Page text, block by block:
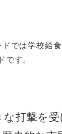
では学校給
す。
打撃を